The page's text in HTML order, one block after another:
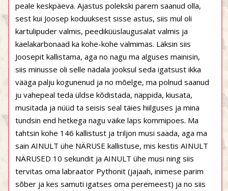
peale keskpäeva. Ajastus polekski parem saanud olla,
sest kui Joosep koduuksest sisse astus, siis mul oli
kartulipuder valmis, peediküüslaugusalat valmis ja
kaelakarbonaad ka kohe-kohe valmimas. Läksin siis
Joosepit kallistama, aga no nagu ma alguses mainisin,
siis minusse oli selle nädala jooksul seda igatsust ikka
vääga palju kogunenud ja no mõelge, ma polnud saanud
ju vahepeal teda üldse kõdistada, näppida, kiusata,
musitada ja nüüd ta seisis seal täies hiilguses ja mina
tundsin end hetkega nagu väike laps kommipoes. Ma
tahtsin kohe 146 kallistust ja triljon musi saada, aga ma
sain AINULT ühe NÄRUSE kallistuse, mis kestis AINULT
NÄRUSED 10 sekundit ja AINULT ühe musi ning siis
tervitas oma labraator Pythonit (jajaah, inimese parim
sõber ja kes samuti igatses oma peremeest) ja no siis